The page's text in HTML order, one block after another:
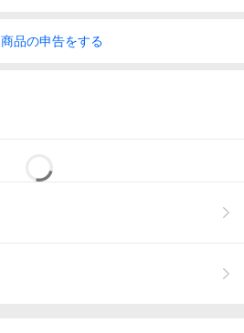
商品の申告をする